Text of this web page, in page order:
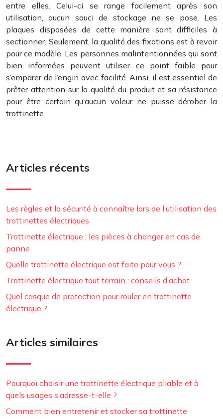
entre elles. Celui-ci se range facilement après son
utilisation, aucun souci de stockage ne se pose. Les
plaques disposées de cette manière sont difficiles à
sectionner. Seulement, la qualité des fixations est à revoir
pour ce modèle. Les personnes malintentionnées qui sont
bien informées peuvent utiliser ce point faible pour
s’emparer de l’engin avec facilité. Ainsi, il est essentiel de
prêter attention sur la qualité du produit et sa résistance
pour être certain qu’aucun voleur ne puisse dérober la
trottinette.
Articles récents
Les règles et la sécurité à connaître lors de l’utilisation des
trottinettes électriques
Trottinette électrique : les pièces à changer en cas de
panne
Quelle trottinette électrique est faite pour vous ?
Trottinette électrique tout terrain : conseils d’achat
Quel casque de protection pour rouler en trottinette
électrique ?
Articles similaires
Pourquoi choisir une trottinette électrique pliable et à
quels usages s’adresse-t-elle ?
Comment bien entretenir et stocker sa trottinette